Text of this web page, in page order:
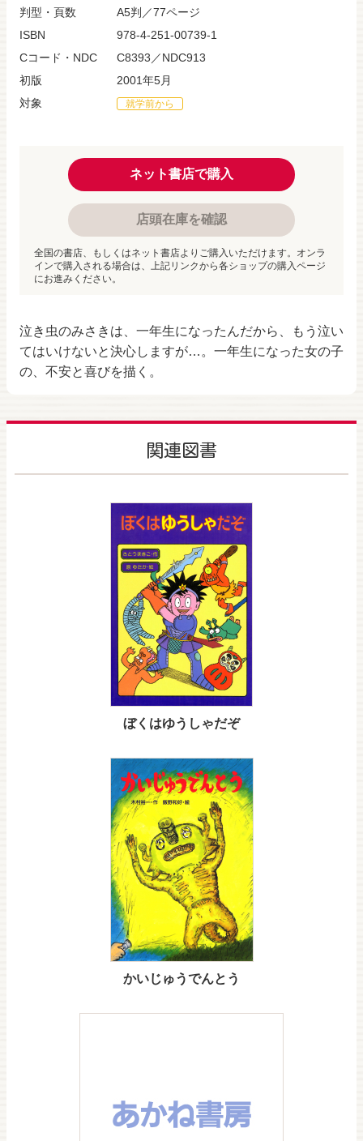
泣き虫のみさきは、一年生になったんだから、もう泣い
てはいけないと決心しますが…。一年生になった女の子
の、不安と喜びを描く。
判型・頁数
A5判／77ページ
ISBN
978-4-251-00739-1
Cコード・NDC
C8393／NDC913
初版
2001年5月
対象
就学前から
ネット書店で購入
店頭在庫を確認
全国の書店、もしくはネット書店よりご購入いただけます。オンラ
インで購入される場合は、上記リンクから各ショップの購入ページ
にお進みください。
関連図書
ぼくはゆうしゃだぞ
かいじゅうでんとう